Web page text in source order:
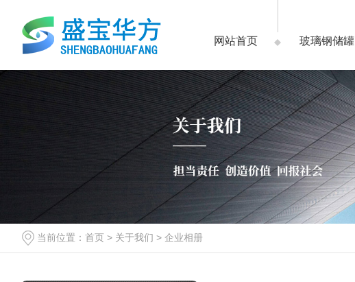
网站首页 玻璃钢储罐
当前位置： 首页 > 关于我们 > 企业相册